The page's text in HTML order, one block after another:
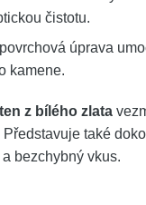
čistotu.
úprava
kamene.
z bílého zlata
také
bezchybný vkus.